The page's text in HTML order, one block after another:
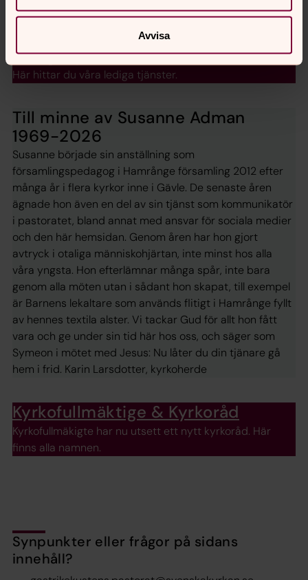
Avvisa
alla människors rätt till ett värdigt liv!
Lediga tjänster
Här hittar du våra lediga tjänster.
Till minne av Susanne Adman
1969-2026
Susanne började sin anställning som
församlingspedagog i Hamrånge församling 2012 efter
många år i flera kyrkor inne i Gävle. De senaste åren
ägnade hon även en del av sin tjänst som kommunikatör
i pastoratet, bland annat med ansvar för sociala medier
och den här hemsidan. Genom åren har hon gjort
avtryck i otaliga människohjärtan, inte minst hos alla
våra yngsta. Hon efterlämnar många spår, inte bara
genom alla möten utan i sådant hon skapat, till exempel
är Barnens lekaltare som används flitigt i Hamrånge fyllt
av hennes textila alster. Vi tackar Gud för allt hon fått
vara och ge under sin tid här hos oss, och säger som
Symeon i mötet med Jesus: Nu låter du din tjänare gå
hem i frid. Karin Larsdotter, kyrkoherde
Kyrkofullmäktige & Kyrkoråd
Kyrkofullmäkigte har nu utsett ett nytt kyrkoråd. Här
finns alla namnen.
Synpunkter eller frågor på sidans
innehåll?